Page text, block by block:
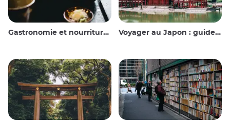
Gastronomie et nourriture japonaise Voyager au Japon : guide et conseils